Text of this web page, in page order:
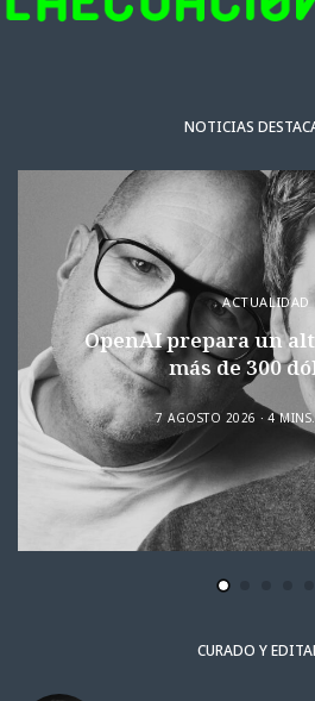
NOTICIAS
ACTUALIDAD
OpenAI prepara un
más de 300
7 AGOSTO 2026 4
CURADO Y